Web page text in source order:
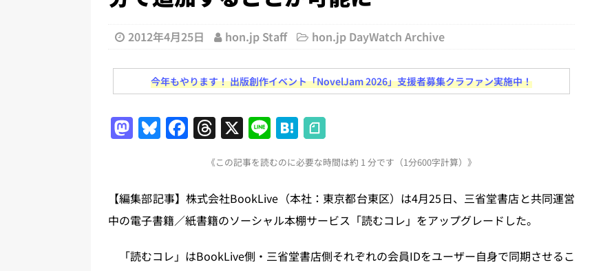
[ 2026年8月1日 ]
文科省、プログラミング教育にAI活用方針など 日刊出版ニュースまとめ 2026.08.01
日刊出版ニュースまとめ
[ 2026年7月31日 ] HON.jp News Blogに拡張検索生成（RAG）で回答を返すチャットボットを設置など
日刊出版ニュースまとめ 2026.07.31
[ 2026年7月30日 ] チャットボット（ベータ版）を公開しました
[ 2026年7月30日 ] ChatGPTが文体模写を拒否するようになど 日刊出版ニュースまとめ 2026.07.30
[ 2026年8月6日 ]
ラップも読書など 日刊出版ニュースまとめ 2026.08.06 日刊出版ニュースまとめ
2012年4月25日 hon.jp Staff hon.jp DayWatch Archive
今年もやります！ 出版創作イベント「NovelJam 2026」支援者募集クラファン実施中！
M
o
d
n
Bl
s
k
F
e
b
o
T
re
a
d
X Li
n
e
H
at
e
n
a
《この記事を読むのに必要な時間は約 1 分です（1分600字計算）》
【編集部記事】株式会社BookLive（本社：東京都台東区）は4月25日、三省堂書店と共同運営
中の電子書籍／紙書籍のソーシャル本棚サービス「読むコレ」をアップグレードした。
「読むコレ」はBookLive側・三省堂書店側それぞれの会員IDをユーザー自身で同期させるこ